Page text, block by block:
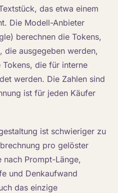
das etwa einem
Die Modell-Anbieter
berechnen die Tokens,
die ausgegeben werden,
die für interne
werden. Die Zahlen sind
ist für jeden Käufer
ist schwieriger zu
pro gelöster
Prompt-Länge,
und Denkaufwand
das einzige